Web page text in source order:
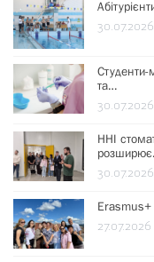
Студенти-
та…
ННІ
Erasmus+